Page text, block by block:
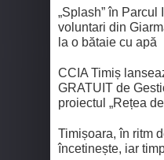
„Splash” în Parcul
voluntari din
la o bătaie cu apă
CCIA Timiș
GRATUIT de
proiectul „Rețea
Timișoara, în ritm
încetinește, iar